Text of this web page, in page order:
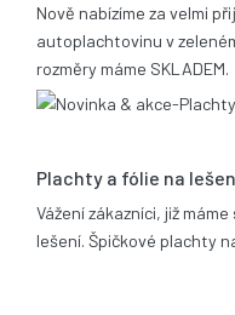
Nově nabízíme za velmi
autoplachtovinu v
rozměry máme SKLADEM.
Plachty a fólie na
Vážení zákazníci, již
lešení. Špičkové plachty